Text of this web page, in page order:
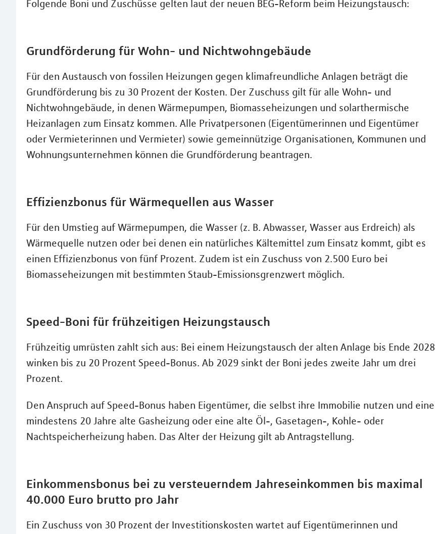
Folgende Boni und Zuschüsse gelten laut der neuen BEG-Reform beim Heizungstausch:
Grundförderung für Wohn- und Nichtwohngebäude
Für den Austausch von fossilen Heizungen gegen klimafreundliche Anlagen beträgt die
Grundförderung bis zu 30 Prozent der Kosten. Der Zuschuss gilt für alle Wohn- und
Nichtwohngebäude, in denen Wärmepumpen, Biomasseheizungen und solarthermische
Heizanlagen zum Einsatz kommen. Alle Privatpersonen (Eigentümerinnen und Eigentümer
oder Vermieterinnen und Vermieter) sowie gemeinnützige Organisationen, Kommunen und
Wohnungsunternehmen können die Grundförderung beantragen.
Effizienzbonus für Wärmequellen aus Wasser
Für den Umstieg auf Wärmepumpen, die Wasser (z. B. Abwasser, Wasser aus Erdreich) als
Wärmequelle nutzen oder bei denen ein natürliches Kältemittel zum Einsatz kommt, gibt es
einen Effizienzbonus von fünf Prozent. Zudem ist ein Zuschuss von 2.500 Euro bei
Biomasseheizungen mit bestimmten Staub-Emissionsgrenzwert möglich.
Speed-Boni für frühzeitigen Heizungstausch
Frühzeitig umrüsten zahlt sich aus: Bei einem Heizungstausch der alten Anlage bis Ende 2028
winken bis zu 20 Prozent Speed-Bonus. Ab 2029 sinkt der Boni jedes zweite Jahr um drei
Prozent.
Den Anspruch auf Speed-Bonus haben Eigentümer, die selbst ihre Immobilie nutzen und eine
mindestens 20 Jahre alte Gasheizung oder eine alte Öl-, Gasetagen-, Kohle- oder
Nachtspeicherheizung haben. Das Alter der Heizung gilt ab Antragstellung.
Einkommensbonus bei zu versteuerndem Jahreseinkommen bis maximal
40.000 Euro brutto pro Jahr
Ein Zuschuss von 30 Prozent der Investitionskosten wartet auf Eigentümerinnen und